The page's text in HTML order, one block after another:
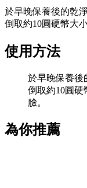
於早晚保養後的乾
倒取約10圓硬幣大
使用方法
於早晚保養後
倒取約10圓硬
臉。
為你推薦